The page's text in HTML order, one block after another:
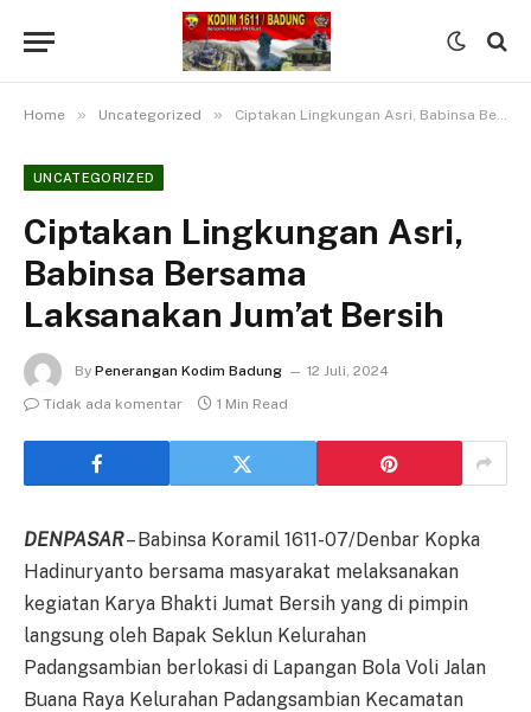
Home » Uncategorized » Ciptakan Lingkungan Asri, Babinsa Bersama Laksanakan Jum’at Bersih
UNCATEGORIZED
Ciptakan Lingkungan Asri,
Babinsa Bersama
Laksanakan Jum’at Bersih
By Penerangan Kodim Badung
12 Juli, 2024
Tidak ada komentar
1 Min Read
DENPASAR– Babinsa Koramil 1611-07/Denbar Kopka
Hadinuryanto bersama masyarakat melaksanakan
kegiatan Karya Bhakti Jumat Bersih yang di pimpin
langsung oleh Bapak Seklun Kelurahan
Padangsambian berlokasi di Lapangan Bola Voli Jalan
Buana Raya Kelurahan Padangsambian Kecamatan